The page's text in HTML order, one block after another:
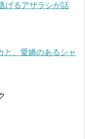
げるアザラシが話
と、愛嬌のあるシャ